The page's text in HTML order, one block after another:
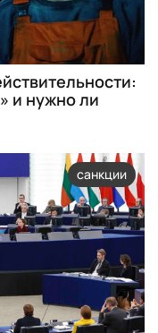
и нужно ли
санкции